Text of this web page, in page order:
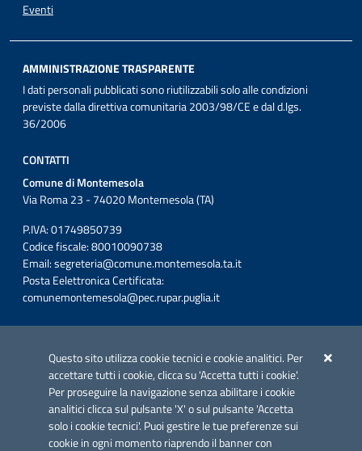
Questo sito utilizza cookie tecnici e cookie analitici. Per
accettare tutti i cookie, clicca su 'Accetta tutti i cookie'.
Per proseguire la navigazione senza abilitare i cookie
analitici clicca sul pulsante 'X' o sul pulsante 'Accetta
solo i cookie tecnici'. Puoi gestire le tue preferenze sui
cookie in ogni momento riaprendo il banner con
Eventi
AMMINISTRAZIONE TRASPARENTE
I dati personali pubblicati sono riutilizzabili solo alle condizioni
previste dalla direttiva comunitaria 2003/98/CE e dal d.lgs.
36/2006
CONTATTI
Comune di Montemesola
Via Roma 23 - 74020 Montemesola (TA)
P.IVA: 01749850739
Codice fiscale: 80010090738
Email:segreteria@comune.montemesola.ta.it
Posta Eelettronica Certificata:
comunemontemesola@pec.rupar.puglia.it
Azione 2.3.